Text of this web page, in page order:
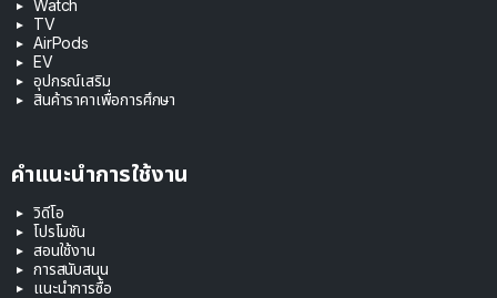
Watch
TV
AirPods
EV
อุปกรณ์เสริม
สินค้าราคาเพื่อการศึกษา
คำแนะนำการใช้งาน
วิดีโอ
โปรโมชัน
สอนใช้งาน
การสนับสนุน
แนะนำการซื้อ